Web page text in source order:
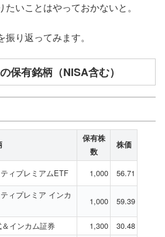
いことはやっておかないと。
り返ってみます。
保有銘柄（NISA含む）
保有株
数
株価
ィプレミアムETF 1,000
56.71
ィプレミア インカ
1,000 59.39
インカム証券 1,300
30.48